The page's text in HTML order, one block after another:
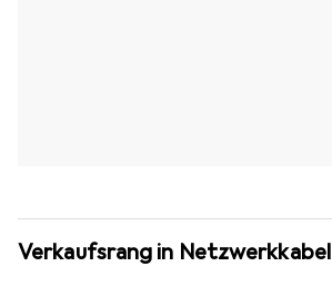
Verkaufsrang in Netzwerkkabel